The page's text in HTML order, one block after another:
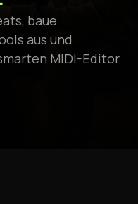
baue
aus und
MIDI-Editor